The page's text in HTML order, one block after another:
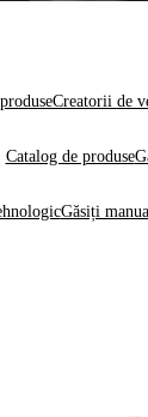
Creatorii de
Catalog de produse
Găsiți